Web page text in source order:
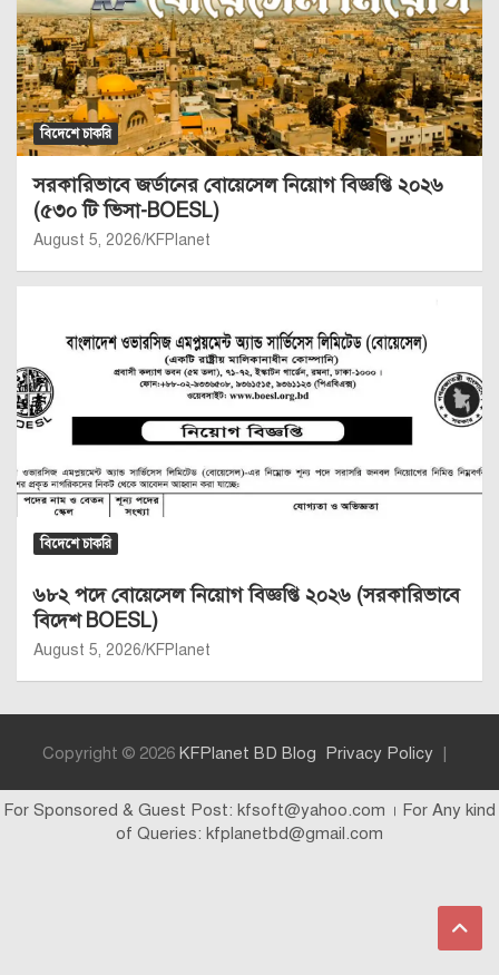
বিদেশে চাকরি
সরকারিভাবে জর্ডানের বোয়েসেল নিয়োগ বিজ্ঞপ্তি ২০২৬
(৫৩০ টি ভিসা-BOESL)
August 5, 2026 KFPlanet
বিদেশে চাকরি
৬৮২ পদে বোয়েসেল নিয়োগ বিজ্ঞপ্তি ২০২৬ (সরকারিভাবে
বিদেশ BOESL)
August 5, 2026 KFPlanet
Copyright © 2026 KFPlanet BD Blog Privacy Policy
For Sponsored & Guest Post: kfsoft@yahoo.com । For Any kind
of Queries: kfplanetbd@gmail.com